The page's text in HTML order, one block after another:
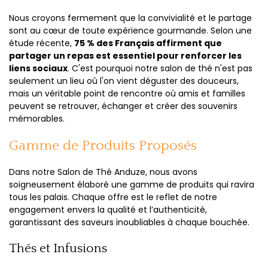
Nous croyons fermement que la convivialité et le partage
sont au cœur de toute expérience gourmande. Selon une
étude récente, 75 % des Français affirment que
partager un repas est essentiel pour renforcer les
liens sociaux. C'est pourquoi notre salon de thé n'est pas
seulement un lieu où l'on vient déguster des douceurs,
mais un véritable point de rencontre où amis et familles
peuvent se retrouver, échanger et créer des souvenirs
mémorables.
Gamme de Produits Proposés
Dans notre Salon de Thé Anduze, nous avons
soigneusement élaboré une gamme de produits qui ravira
tous les palais. Chaque offre est le reflet de notre
engagement envers la qualité et l’authenticité,
garantissant des saveurs inoubliables à chaque bouchée.
Thés et Infusions